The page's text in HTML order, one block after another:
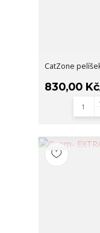
CatZone
830,00 Kč